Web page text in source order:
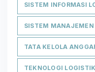
SISTEM INFORMASI
SISTEM MANAJEMEN
TATA KELOLA
TEKNOLOGI LOGISTIK